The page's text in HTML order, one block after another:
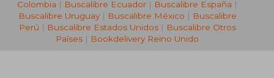
Colombia | Buscalibre Ecuador | Buscalibre España |
Buscalibre Uruguay| Buscalibre México | Buscalibre
Perú | Buscalibre Estados Unidos| Buscalibre Otros
Países | Bookdelivery Reino Unido